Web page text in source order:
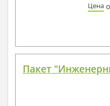
Элементы кровли
3. Инженерный раздел
за дополнительную
Условные
Цена
Пакет